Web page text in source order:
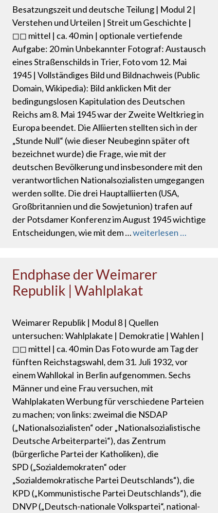
Besatzungszeit und deutsche Teilung | Modul 2 |
Verstehen und Urteilen | Streit um Geschichte |
◻◻ mittel | ca. 40 min | optionale vertiefende
Aufgabe: 20 min Unbekannter Fotograf: Austausch
eines Straßenschilds in Trier, Foto vom 12. Mai
1945 | Vollständiges Bild und Bildnachweis (Public
Domain, Wikipedia): Bild anklicken Mit der
bedingungslosen Kapitulation des Deutschen
Reichs am 8. Mai 1945 war der Zweite Weltkrieg in
Europa beendet. Die Alliierten stellten sich in der
„Stunde Null“ (wie dieser Neubeginn später oft
bezeichnet wurde) die Frage, wie mit der
deutschen Bevölkerung und insbesondere mit den
verantwortlichen Nationalsozialisten umgegangen
werden sollte. Die drei Hauptalliierten (USA,
Großbritannien und die Sowjetunion) trafen auf
der Potsdamer Konferenz im August 1945 wichtige
Entscheidungen, wie mit dem …weiterlesen …
Endphase der Weimarer
Republik | Wahlplakat
Weimarer Republik | Modul 8 | Quellen
untersuchen: Wahlplakate | Demokratie | Wahlen |
◻◻ mittel | ca. 40 min Das Foto wurde am Tag der
fünften Reichstagswahl, dem 31. Juli 1932, vor
einem Wahllokal in Berlin aufgenommen. Sechs
Männer und eine Frau versuchen, mit
Wahlplakaten Werbung für verschiedene Parteien
zu machen; von links: zweimal die NSDAP
(„Nationalsozialisten“ oder „Nationalsozialistische
Deutsche Arbeiterpartei“), das Zentrum
(bürgerliche Partei der Katholiken), die
SPD („Sozialdemokraten“ oder
„Sozialdemokratische Partei Deutschlands“), die
KPD („Kommunistische Partei Deutschlands“), die
DNVP („Deutsch-nationale Volkspartei“, national-